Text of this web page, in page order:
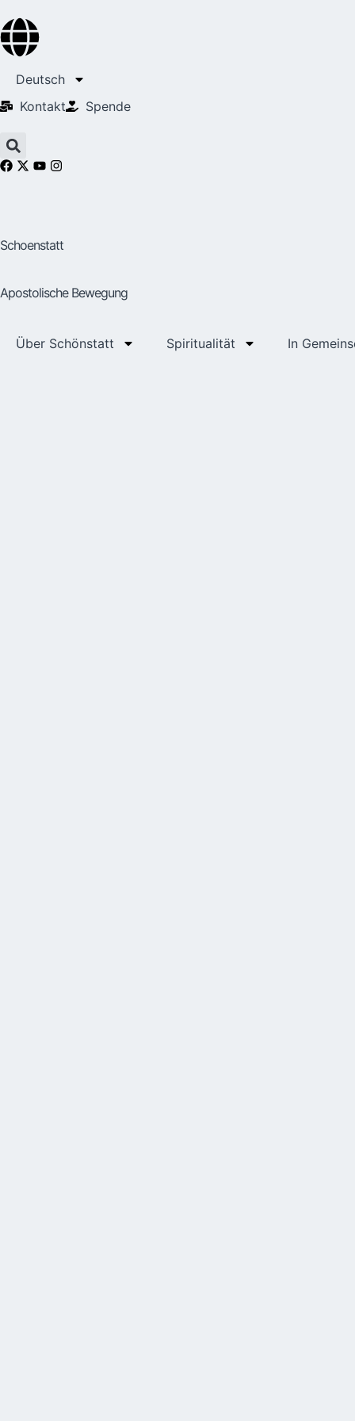
Deutsch
Kontakt
Spende
Schoenstatt
Apostolische Bewegung
Über Schönstatt Spiritualität In